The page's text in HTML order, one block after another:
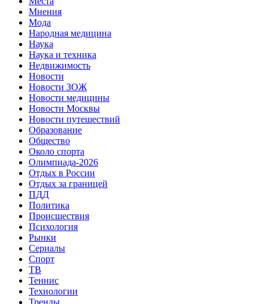
Мнения
Мода
Народная медицина
Наука
Наука и техника
Недвижимость
Новости
Новости ЗОЖ
Новости медицины
Новости Москвы
Новости путешествий
Образование
Общество
Около спорта
Олимпиада-2026
Отдых в России
Отдых за границей
ПДД
Политика
Происшествия
Психология
Рынки
Сериалы
Спорт
ТВ
Теннис
Технологии
Тренды